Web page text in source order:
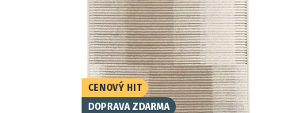
CENOVÝ HIT
DOPRAVA ZDARMA